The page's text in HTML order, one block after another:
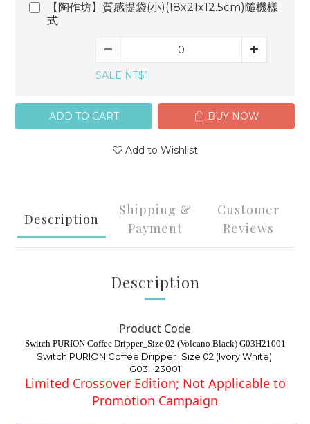
【陶作坊】質感提袋(小)(18x21x12.5cm)隨機樣
式
SALE NT$1
ADD TO CART BUY NOW
Add to Wishlist
Description
Shipping &
Payment
Customer
Reviews
Description
Product Code
Switch PURION Coffee Dripper_Size 02 (Volcano Black) G03H21001
Switch PURION Coffee Dripper_Size 02 (Ivory White)
G03H23001
Limited Crossover Edition; Not Applicable to
Promotion Campaign